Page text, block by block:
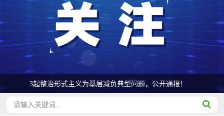
3起整治形式主义为基层减负典型问题，公开通报！